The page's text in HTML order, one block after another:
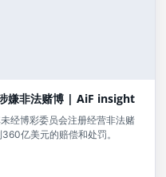
嫌非法赌博 | AiF insight
经博彩委员会注册经营非法赌
亿美元的赔偿和处罚。